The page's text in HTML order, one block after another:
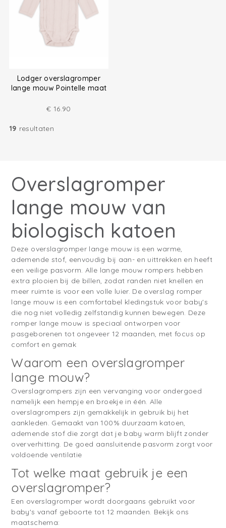
Lodger overslagromper
lange mouw Pointelle maat
€ 16.90
19 resultaten
Overslagromper
lange mouw van
biologisch katoen
Deze overslagromper lange mouw is een warme,
ademende stof, eenvoudig bij aan- en uittrekken en heeft
een veilige pasvorm. Alle lange mouw rompers hebben
extra plooien bij de billen, zodat randen niet knellen en
meer ruimte is voor een volle luier. De overslag romper
lange mouw is een comfortabel kledingstuk voor baby's
die nog niet volledig zelfstandig kunnen bewegen. Deze
romper lange mouw is speciaal ontworpen voor
pasgeborenen tot ongeveer 12 maanden, met focus op
comfort en gemak
Waarom een overslagromper
lange mouw?
Overslagrompers zijn een vervanging voor ondergoed
namelijk een hempje en broekje in één. Alle
overslagrompers zijn gemakkelijk in gebruik bij het
aankleden. Gemaakt van 100% duurzaam katoen,
ademende stof die zorgt dat je baby warm blijft zonder
oververhitting. De goed aansluitende pasvorm zorgt voor
voldoende ventilatie
Tot welke maat gebruik je een
overslagromper?
Een overslagromper wordt doorgaans gebruikt voor
baby's vanaf geboorte tot 12 maanden. Bekijk ons
maatschema: